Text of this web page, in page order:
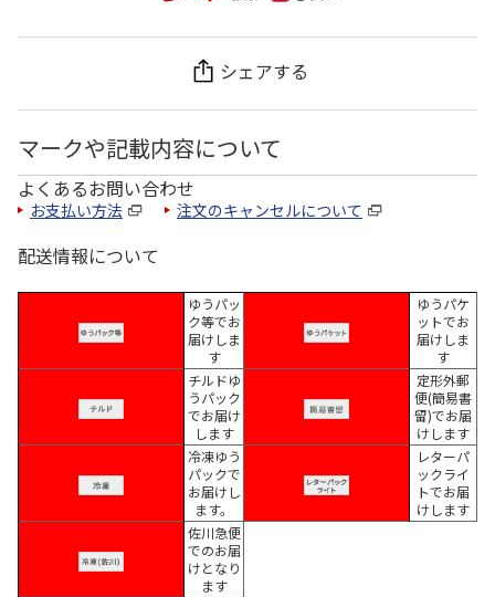
シェアする
マークや記載内容について
よくあるお問い合わせ
お支払い方法 注文のキャンセルについて
配送情報について
ゆうパッ
ク等でお
届けしま
す
ゆうパケ
ットでお
届けしま
す
チルドゆ
うパック
でお届け
します
定形外郵
便(簡易書
留)でお届
けします
冷凍ゆう
パックで
お届けし
ます。
レターパ
ックライ
トでお届
けします
佐川急便
でのお届
けとなり
ます